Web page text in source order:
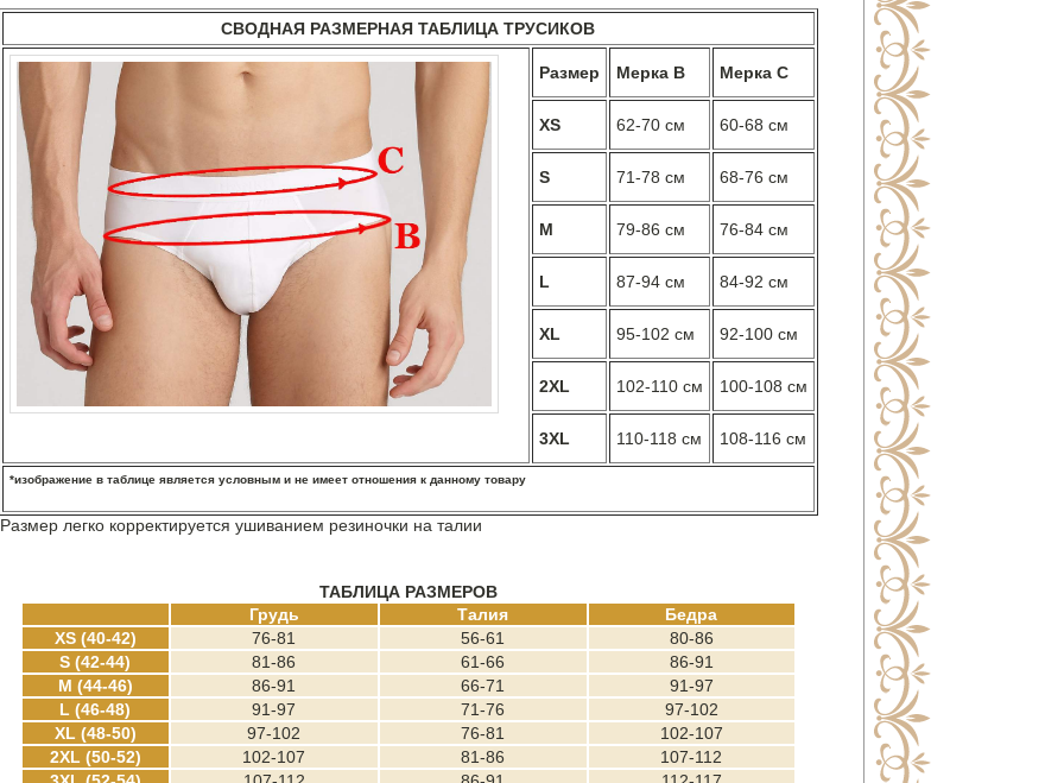
СВОДНАЯ РАЗМЕРНАЯ ТАБЛИЦА ТРУСИКОВ
Размер Мерка B Мерка С
XS 62-70 см 60-68 см
S 71-78 см 68-76 см
M 79-86 см 76-84 см
L 87-94 см 84-92 см
XL 95-102 см 92-100 см
2XL 102-110 см 100-108 см
3XL 110-118 см 108-116 см
*изображение в таблице является условным и не имеет отношения к данному товару
Размер легко корректируется ушиванием резиночки на талии
ТАБЛИЦА РАЗМЕРОВ
Грудь
Талия
Бедра
XS (40-42)
76-81 56-61
80-86
S (42-44)
81-86 61-66
86-91
M (44-46)
86-91 66-71
91-97
L (46-48)
91-97 71-76
97-102
XL (48-50)
97-102 76-81
102-107
2XL (50-52)
102-107 81-86
107-112